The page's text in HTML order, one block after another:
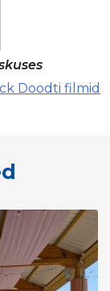
Doodti filmid